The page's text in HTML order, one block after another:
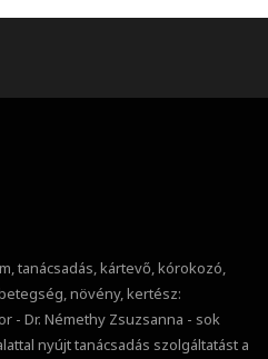
tanácsadás, kártevő, kórokozó,
növény, kertész:
- Dr. Némethy Zsuzsanna - sok
nyújt tanácsadás szolgáltatást a